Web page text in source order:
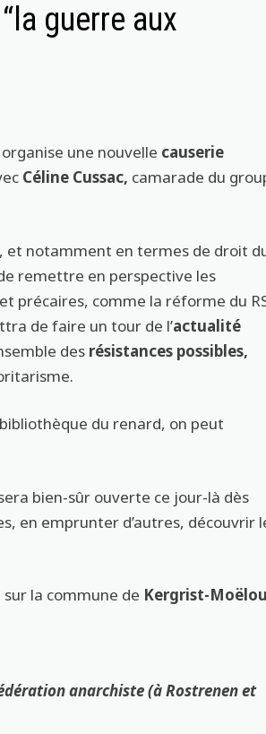
guerre aux
organise une nouvelle causerie
Céline Cussac, camarade du
et notamment en termes de droit
remettre en perspective les
précaires, comme la réforme du
de faire un tour de l’actualité
des résistances possibles,
du renard, on peut
bien-sûr ouverte ce jour-là dès
en emprunter d’autres, découvrir
sur la commune de Kergrist-
anarchiste (à Rostrenen et